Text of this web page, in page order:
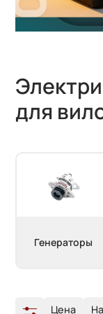
для
Генераторы
Цена